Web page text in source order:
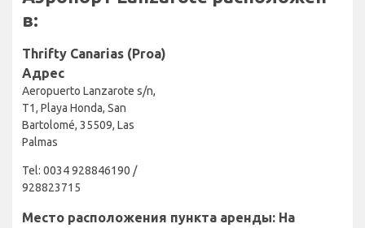
в:
Thrifty Canarias (Proa)
Адрес
Aeropuerto Lanzarote s/n,
T1, Playa Honda, San
Bartolomé, 35509, Las
Palmas
Tel: 0034 928846190 /
928823715
Место расположения пункта аренды: На